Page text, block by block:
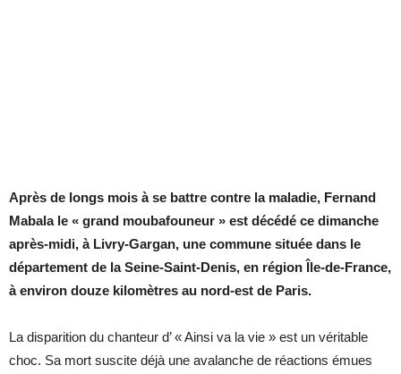
Après de longs mois à se battre contre la maladie, Fernand
Mabala le « grand moubafouneur » est décédé ce dimanche
après-midi, à Livry-Gargan, une commune située dans le
département de la Seine-Saint-Denis, en région Île-de-France,
à environ douze kilomètres au nord-est de Paris.
La disparition du chanteur d’ « Ainsi va la vie » est un véritable
choc. Sa mort suscite déjà une avalanche de réactions émues